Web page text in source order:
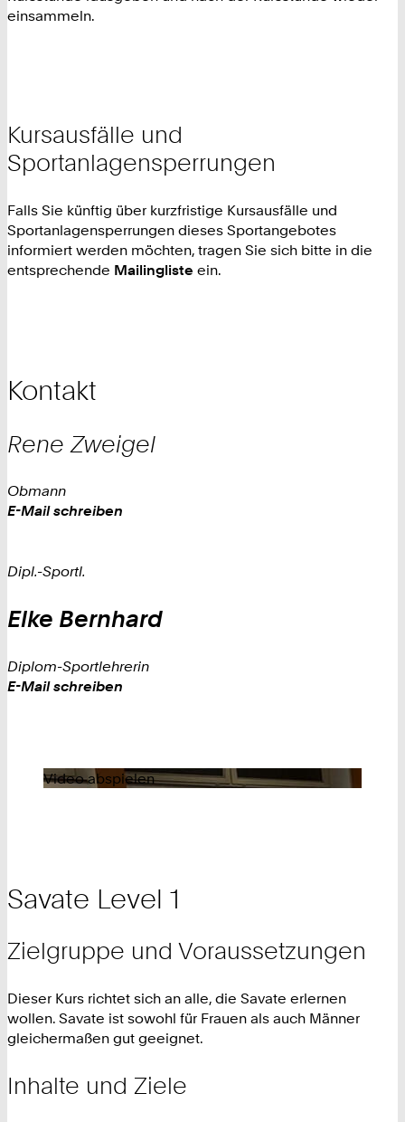
einsammeln.
Kursausfälle und
Sportanlagensperrungen
Falls Sie künftig über kurzfristige Kursausfälle und
Sportanlagensperrungen dieses Sportangebotes
informiert werden möchten, tragen Sie sich bitte in die
entsprechende Mailingliste ein.
Kontakt
Rene Zweigel
Obmann
Work
E-Mail schreiben
Dipl.-Sportl.
Elke Bernhard
Diplom-Sportlehrerin
Work
E-Mail schreiben
Video abspielen
Savate Level 1
Zielgruppe und Voraussetzungen
Dieser Kurs richtet sich an alle, die Savate erlernen
wollen. Savate ist sowohl für Frauen als auch Männer
gleichermaßen gut geeignet.
Inhalte und Ziele